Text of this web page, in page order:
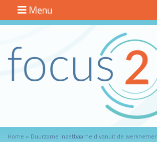
Menu
Focus2me
Home
Interim
Management
Blog
Home » Duurzame inzetbaarheid vanuit de werknemer